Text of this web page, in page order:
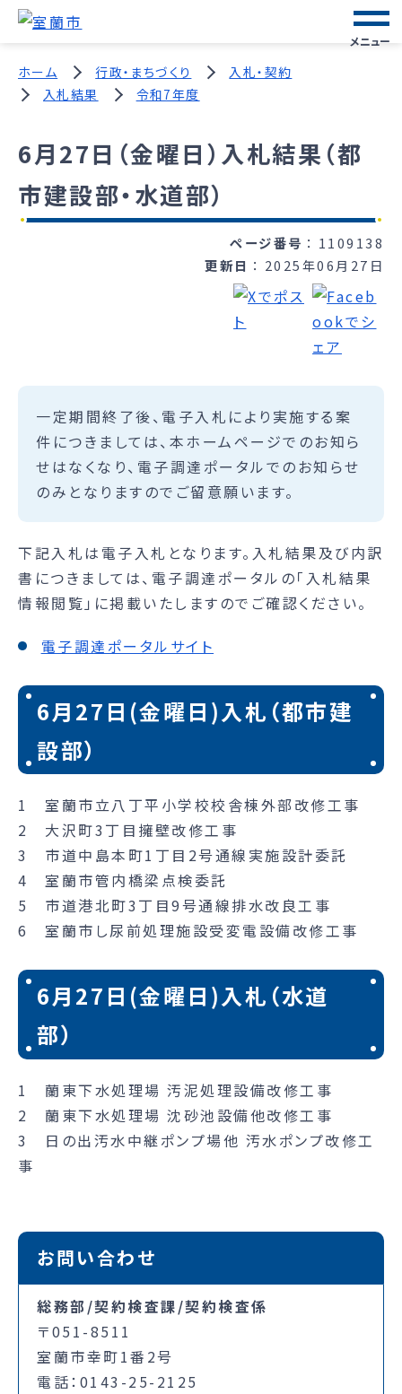
メニュー
ホーム 行政・まちづくり
入札・契約
入札結果
令和7年度
6月27日（金曜日）入札結果（都
市建設部・水道部）
ページ番号
1109138
更新日
2025年06月27日
一定期間終了後、電子入札により実施する案
件につきましては、本ホームページでのお知ら
せはなくなり、電子調達ポータルでのお知らせ
のみとなりますのでご留意願います。
下記入札は電子入札となります。入札結果及び内訳
書につきましては、電子調達ポータルの「入札結果
情報閲覧」に掲載いたしますのでご確認ください。
電子調達ポータルサイト
6月27日(金曜日)入札（都市建
設部）
1 室蘭市立八丁平小学校校舎棟外部改修工事
2 大沢町3丁目擁壁改修工事
3 市道中島本町1丁目2号通線実施設計委託
4 室蘭市管内橋梁点検委託
5 市道港北町3丁目9号通線排水改良工事
6 室蘭市し尿前処理施設受変電設備改修工事
6月27日(金曜日)入札（水道
部）
1 蘭東下水処理場 汚泥処理設備改修工事
2 蘭東下水処理場 沈砂池設備他改修工事
3 日の出汚水中継ポンプ場他 汚水ポンプ改修工
事
お問い合わせ
総務部/契約検査課/契約検査係
〒051-8511
室蘭市幸町1番2号
電話：0143-25-2125